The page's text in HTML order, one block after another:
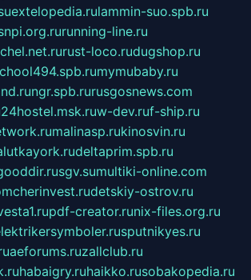
extelopedia.rulammin-suo.spb.ru
running-line.ru
chel.net.rurust-loco.rudugshop.ru
mymubaby.ru
ngr.spb.rurusgosnews.com
24hostel.msk.ruw-dev.ruf-ship.ru
malinasp.rukinosvin.ru
deltaprim.spb.ru
sgv.sumultiki-online.com
cherinvest.rudetskiy-ostrov.ru
pdf-creator.runix-files.org.ru
sputnikyes.ru
aeforums.ruzallclub.ru
habaigry.ruhaikko.rusobakopedia.ru